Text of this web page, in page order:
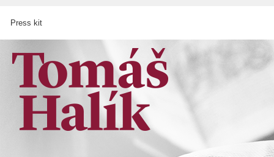
Press kit